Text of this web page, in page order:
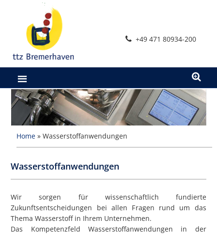
+49 471 80934-200
Home »Wasserstoffanwendungen
Wasserstoffanwendungen
Wir sorgen für wissenschaftlich fundierte
Zukunftsentscheidungen bei allen Fragen rund um das
Thema Wasserstoff in Ihrem Unternehmen.
Das Kompetenzfeld Wasserstoffanwendungen in der